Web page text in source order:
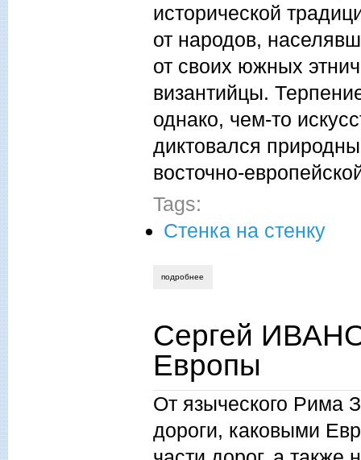
исторической
от народов,
от своих южных
византийцы.
однако, чем-то
диктовался
восточно-
Tags:
Стенка на стенку
подробнее
Сергей
Европы
От языческого Рима
дороги, каковыми